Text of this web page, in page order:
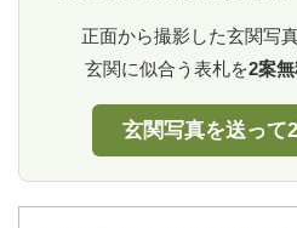
正面から撮影した玄関写
玄関に似合う表札を2案
玄関写真を送って